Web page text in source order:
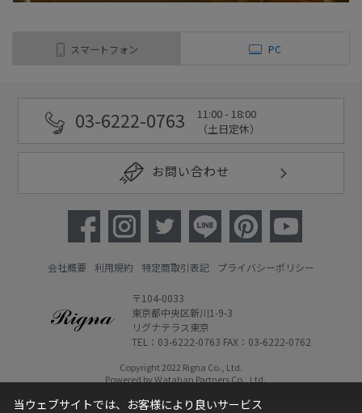
スマートフォン PC
03-6222-0763
11:00 - 18:00
（土日定休）
お問い合わせ
会社概要 利用規約 特定商取引表記 プライバシーポリシー
〒104-0033
東京都中央区新川1-9-3
リグナテラス東京
TEL：03-6222-0763 FAX：03-6222-0762
Copyright 2022 Rigna Co., Ltd.
Powered by Watahan Partners Co., Ltd.
当ウェブサイトでは、お客様により良いサービス